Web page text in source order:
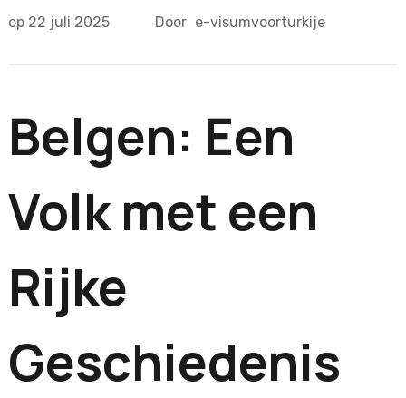
op 22 juli 2025 Door e-visumvoorturkije
Belgen: Een
Volk met een
Rijke
Geschiedenis